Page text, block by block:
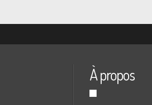
À propos